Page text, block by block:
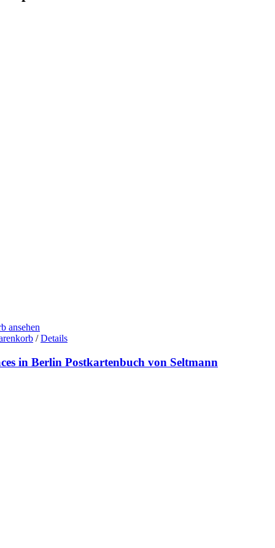
ansehen
/ Details
in Berlin Postkartenbuch von Seltmann